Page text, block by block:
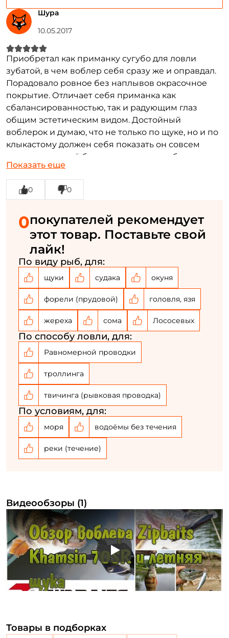
Шура
10.05.2017
Приобретал как приманку сугубо для ловли
зубатой, в чем воблер себя сразу же и оправдал.
Порадовало ровное без наплывов окрасочное
покрытие. Отличает себя приманка как
сбалансированностью, так и радующим глаз
общим эстетическим видом. Достойный
воблерок и думаю, что не только по щуке, но и по
клыкастому должен себя показать он совсем
неплохо, что ещё буду конечно же пробовать.
Достоинства:Стабильность игры при различной
скорости проводки.
Недостатки:Все супер
Показать еще
0 0
0покупателей рекомендует
этот товар. Поставьте свой
лайк!
По виду рыб, для:
щуки судака окуня
форели (прудовой) головля, язя
жереха сома Лососевых
По способу ловли, для:
Равномерной проводки
троллинга
твичинга (рывковая проводка)
По условиям, для:
моря водоёмы без течения
реки (течение)
Видеообзоры (1)
Play
Товары в подборках
Придумайте пароль: *
Повторите пароль: *
Заполняя данную форму вы соглашаетесь на обработку
персональных данных
Создать аккаунт
У меня уже есть аккаунт